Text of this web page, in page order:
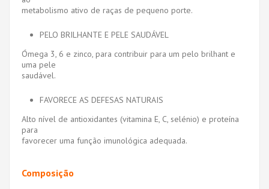
metabolismo ativo de raças de pequeno porte.
PELO BRILHANTE E PELE SAUDÁVEL
Ómega 3, 6 e zinco, para contribuir para um pelo brilhant e
uma pele
saudável.
FAVORECE AS DEFESAS NATURAIS
Alto nível de antioxidantes (vitamina E, C, selénio) e proteína
para
favorecer uma função imunológica adequada.
Composição